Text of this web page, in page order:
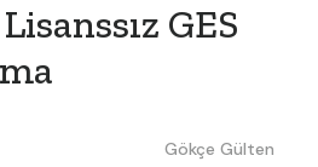
GES
Gökçe Gülten